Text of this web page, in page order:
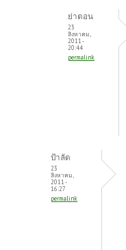
ย่าตอน
23
สิงหาคม,
2011 -
20:44
permalink
ป้าลัด
23
สิงหาคม,
2011 -
16:27
permalink